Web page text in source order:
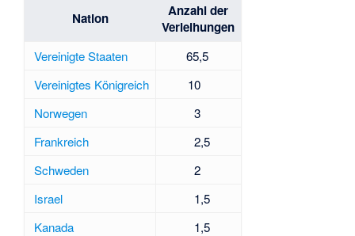
Nation
Anzahl der
Verleihungen
Vereinigte Staaten
65,5
Vereinigtes Königreich
10
Norwegen
3
Frankreich
2,5
Schweden
2
Israel
1,5
Kanada
1,5